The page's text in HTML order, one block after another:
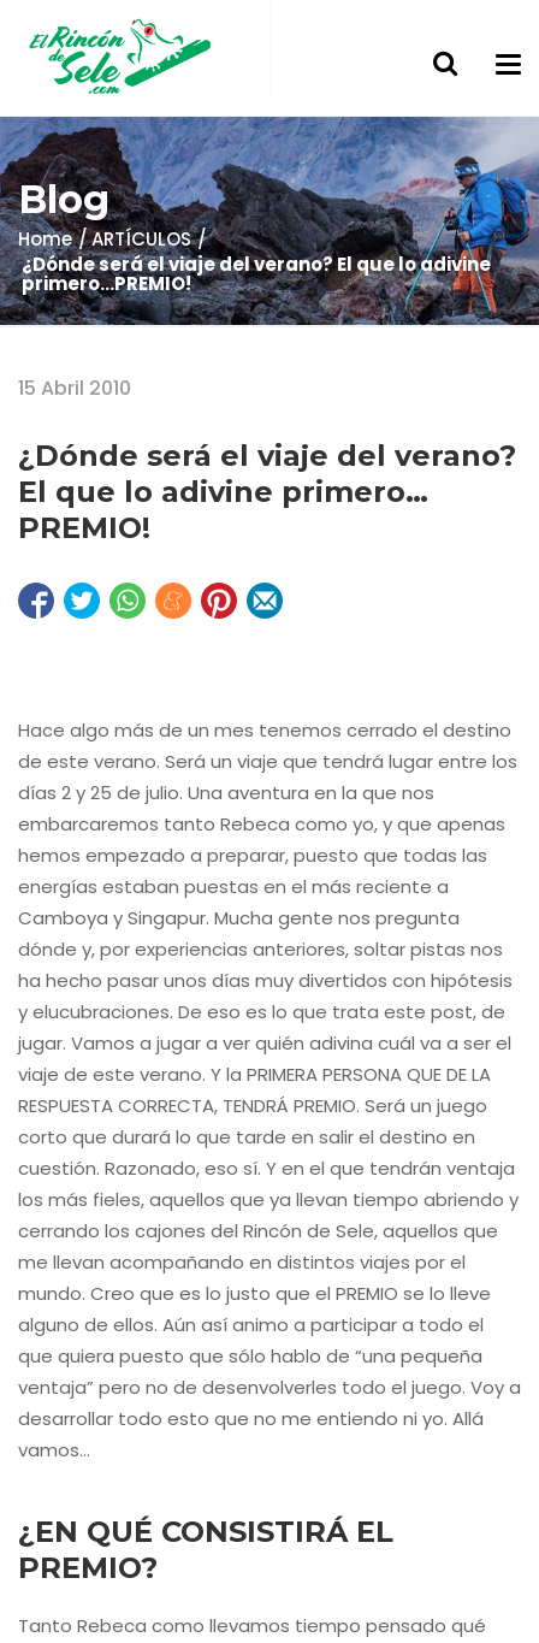
Blog
Home
ARTÍCULOS
¿Dónde será el viaje del verano? El que lo adivine
primero…PREMIO!
15 Abril 2010
¿Dónde será el viaje del verano?
El que lo adivine primero…
PREMIO!
Hace algo más de un mes tenemos cerrado el destino
de este verano. Será un viaje que tendrá lugar entre los
días 2 y 25 de julio. Una aventura en la que nos
embarcaremos tanto Rebeca como yo, y que apenas
hemos empezado a preparar, puesto que todas las
energías estaban puestas en el más reciente a
Camboya y Singapur. Mucha gente nos pregunta
dónde y, por experiencias anteriores, soltar pistas nos
ha hecho pasar unos días muy divertidos con hipótesis
y elucubraciones. De eso es lo que trata este post, de
jugar. Vamos a jugar a ver quién adivina cuál va a ser el
viaje de este verano. Y la PRIMERA PERSONA QUE DE LA
RESPUESTA CORRECTA, TENDRÁ PREMIO. Será un juego
corto que durará lo que tarde en salir el destino en
cuestión. Razonado, eso sí. Y en el que tendrán ventaja
los más fieles, aquellos que ya llevan tiempo abriendo y
cerrando los cajones del Rincón de Sele, aquellos que
me llevan acompañando en distintos viajes por el
mundo. Creo que es lo justo que el PREMIO se lo lleve
alguno de ellos. Aún así animo a participar a todo el
que quiera puesto que sólo hablo de “una pequeña
ventaja” pero no de desenvolverles todo el juego. Voy a
desarrollar todo esto que no me entiendo ni yo. Allá
vamos…
¿EN QUÉ CONSISTIRÁ EL
PREMIO?
Tanto Rebeca como llevamos tiempo pensado qué